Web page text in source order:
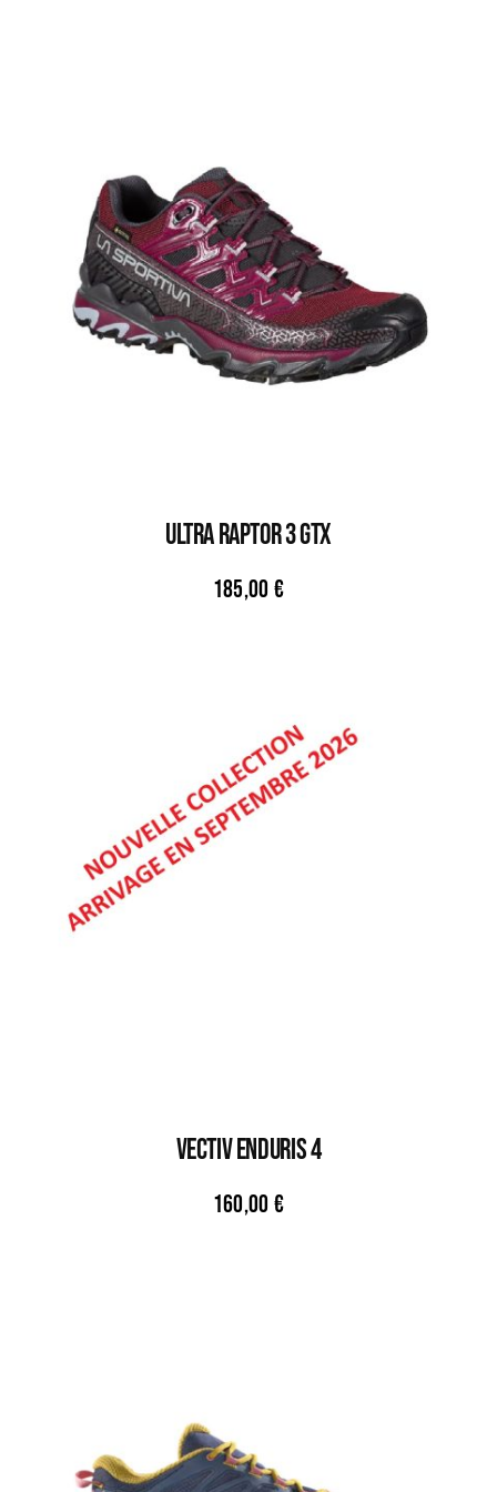
ULTRA RAPTOR 3 GTX
185,00 €
VECTIV ENDURIS 4
160,00 €